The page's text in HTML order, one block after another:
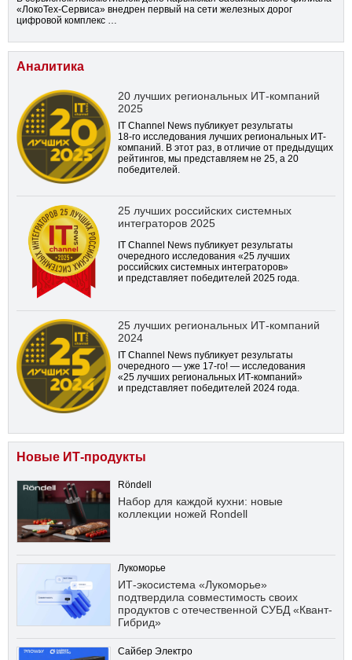
«ЛокоТех-Сервиса» внедрен первый на сети железных дорог
цифровой комплекс …
Аналитика
20 лучших региональных ИТ-компаний
2025
IT Channel News публикует результаты
18-го исследования лучших региональных ИТ-
компаний. В этот раз, в отличие от предыдущих
рейтингов, мы представляем не 25, а 20
победителей.
25 лучших российских системных
интеграторов 2025
IT Channel News публикует результаты
очередного исследования «25 лучших
российских системных интеграторов»
и представляет победителей 2025 года.
25 лучших региональных ИТ-компаний
2024
IT Channel News публикует результаты
очередного — уже 17-го! — исследования
«25 лучших региональных ИТ-компаний»
и представляет победителей 2024 года.
Новые ИТ-продукты
Röndell
Набор для каждой кухни: новые
коллекции ножей Rondell
Лукоморье
ИТ-экосистема «Лукоморье»
подтвердила совместимость своих
продуктов с отечественной СУБД «Квант-
Гибрид»
Сайбер Электро